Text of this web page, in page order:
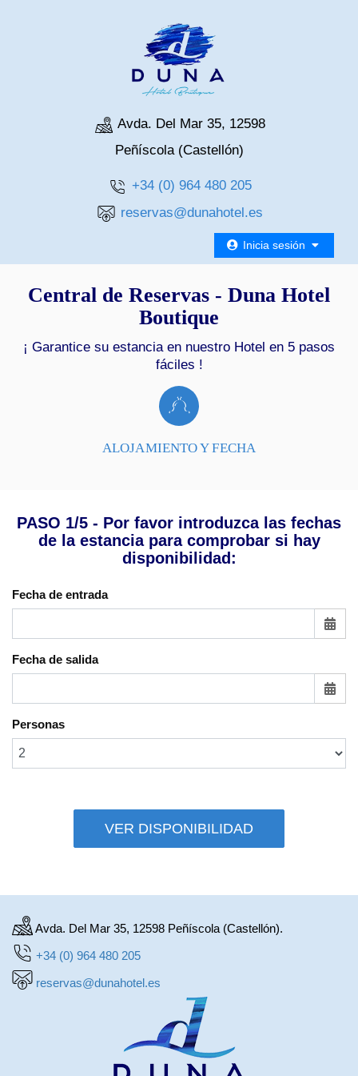
Avda. Del Mar 35, 12598
Peñíscola (Castellón)
+34 (0) 964 480 205
reservas@dunahotel.es
Inicia sesión
Central de Reservas - Duna Hotel
Boutique
¡ Garantice su estancia en nuestro Hotel en 5 pasos
fáciles !
ALOJAMIENTO Y FECHA
PASO 1/5 - Por favor introduzca las fechas
de la estancia para comprobar si hay
disponibilidad:
Fecha de entrada
Fecha de salida
Personas
VER DISPONIBILIDAD
Avda. Del Mar 35, 12598 Peñíscola (Castellón).
+34 (0) 964 480 205
reservas@dunahotel.es